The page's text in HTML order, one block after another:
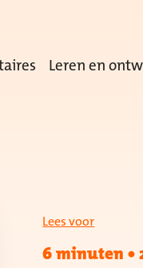
Leren en
Lees voor
6 minuten•